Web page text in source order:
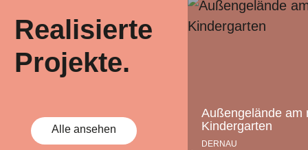
Realisierte
Projekte.
Alle ansehen
Außengelände am
Kindergarten
DERNAU